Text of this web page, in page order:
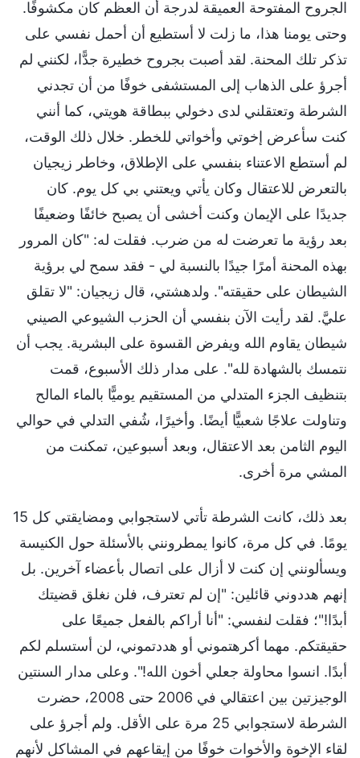
الجروح المفتوحة العميقة لدرجة أن العظم كان مكشوفًا.
وحتى يومنا هذا، ما زلت لا أستطيع أن أحمل نفسي على
تذكر تلك المحنة. لقد أصبت بجروح خطيرة جدًّا، لكنني لم
أجرؤ على الذهاب إلى المستشفى خوفًا من أن تجدني
الشرطة وتعتقلني لدى دخولي ببطاقة هويتي، كما أنني
كنت سأعرض إخوتي وأخواتي للخطر. خلال ذلك الوقت،
لم أستطع الاعتناء بنفسي على الإطلاق، وخاطر زيجيان
بالتعرض للاعتقال وكان يأتي ويعتني بي كل يوم. كان
جديدًا على الإيمان وكنت أخشى أن يصبح خائفًا وضعيفًا
بعد رؤية ما تعرضت له من ضرب. فقلت له: "كان المرور
بهذه المحنة أمرًا جيدًا بالنسبة لي - فقد سمح لي برؤية
الشيطان على حقيقته". ولدهشتي، قال زيجيان: "لا تقلق
عليَّ. لقد رأيت الآن بنفسي أن الحزب الشيوعي الصيني
شيطان يقاوم الله ويفرض القسوة على البشرية. يجب أن
نتمسك بالشهادة لله". على مدار ذلك الأسبوع، قمت
بتنظيف الجزء المتدلي من المستقيم يوميًّا بالماء المالح
وتناولت علاجًا شعبيًّا أيضًا. وأخيرًا، شُفي التدلي في حوالي
اليوم الثامن بعد الاعتقال، وبعد أسبوعين، تمكنت من
المشي مرة أخرى.
بعد ذلك، كانت الشرطة تأتي لاستجوابي ومضايقتي كل 15
يومًا. في كل مرة، كانوا يمطرونني بالأسئلة حول الكنيسة
ويسألونني إن كنت لا أزال على اتصال بأعضاء آخرين. بل
إنهم هددوني قائلين: "إن لم تعترف، فلن نغلق قضيتك
أبدًا!"؛ فقلت لنفسي: "أنا أراكم بالفعل جميعًا على
حقيقتكم. مهما أكرهتموني أو هددتموني، لن أستسلم لكم
أبدًا. انسوا محاولة جعلي أخون الله!". وعلى مدار السنتين
الوجيزتين بين اعتقالي في 2006 حتى 2008، حضرت
الشرطة لاستجوابي 25 مرة على الأقل. ولم أجرؤ على
لقاء الإخوة والأخوات خوفًا من إيقاعهم في المشاكل لأنهم